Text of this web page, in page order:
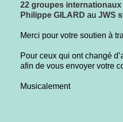
22 groupes internationaux
Philippe GILARD au JWS
Merci pour votre soutien à
Pour ceux qui ont changé
afin de vous envoyer votre
Musicalement